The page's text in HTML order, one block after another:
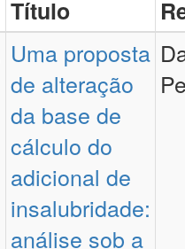
Título
Uma proposta
de alteração
da base de
cálculo do
adicional de
insalubridade:
análise sob a